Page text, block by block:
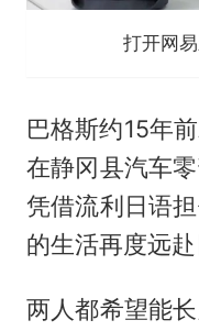
打开网
巴格斯约15年
在静冈县汽车
凭借流利日语
的生活再度远赴
两人都希望能